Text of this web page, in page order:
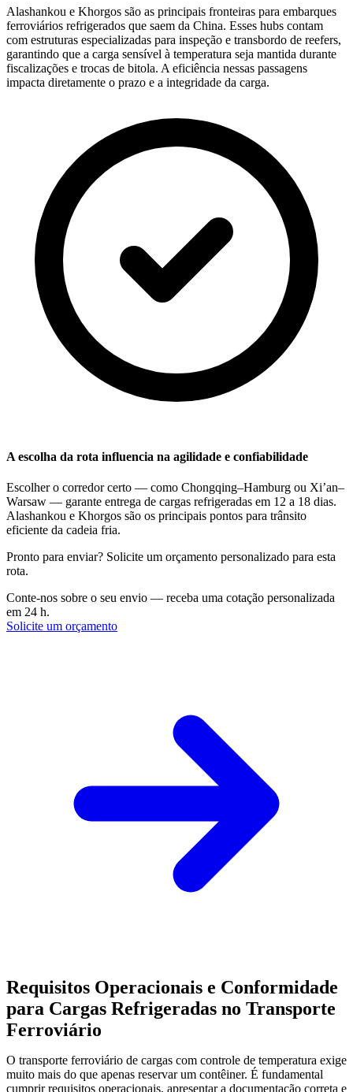
Alashankou e Khorgos são as principais fronteiras para embarques
ferroviários refrigerados que saem da China. Esses hubs contam
com estruturas especializadas para inspeção e transbordo de reefers,
garantindo que a carga sensível à temperatura seja mantida durante
fiscalizações e trocas de bitola. A eficiência nessas passagens
impacta diretamente o prazo e a integridade da carga.
A escolha da rota influencia na agilidade e confiabilidade
Escolher o corredor certo — como Chongqing–Hamburg ou Xi’an–
Warsaw — garante entrega de cargas refrigeradas em 12 a 18 dias.
Alashankou e Khorgos são os principais pontos para trânsito
eficiente da cadeia fria.
Pronto para enviar? Solicite um orçamento personalizado para esta
rota.
Conte-nos sobre o seu envio — receba uma cotação personalizada
em 24 h.
Solicite um orçamento
Requisitos Operacionais e Conformidade
para Cargas Refrigeradas no Transporte
Ferroviário
O transporte ferroviário de cargas com controle de temperatura exige
muito mais do que apenas reservar um contêiner. É fundamental
cumprir requisitos operacionais, apresentar a documentação correta e